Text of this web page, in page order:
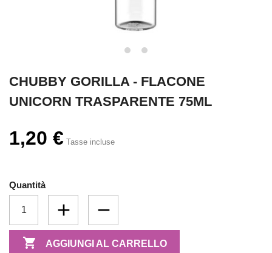
CHUBBY GORILLA - FLACONE
UNICORN TRASPARENTE 75ML
1,20 € Tasse incluse
Quantità
 AGGIUNGI AL CARRELLO